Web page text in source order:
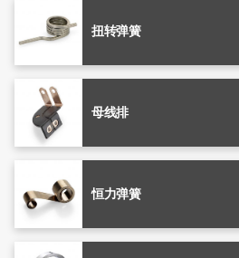
扭转弹簧
母线排
恒力弹簧